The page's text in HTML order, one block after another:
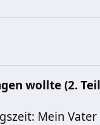
wollte (2.
Mein